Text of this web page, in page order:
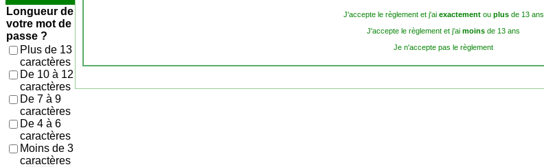
Longueur de
votre mot de
passe ?
Plus de 13
caractères
De 10 à 12
caractères
De 7 à 9
caractères
De 4 à 6
caractères
Moins de 3
caractères
J'accepte le règlement et j'ai exactementou plusde 13 ans
J'accepte le règlement et j'ai moins de 13 ans
Je n'accepte pas le règlement